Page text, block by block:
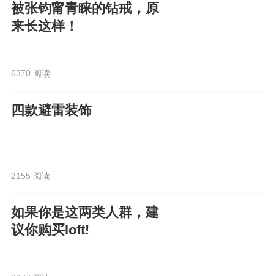
被张钧甯青睐的钻戒，原
来长这样！
6370 阅读
四款避雷装饰
2155 阅读
如果你是这两类人群，建
议你购买loft!